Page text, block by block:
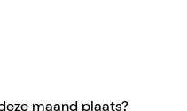
maand plaats?